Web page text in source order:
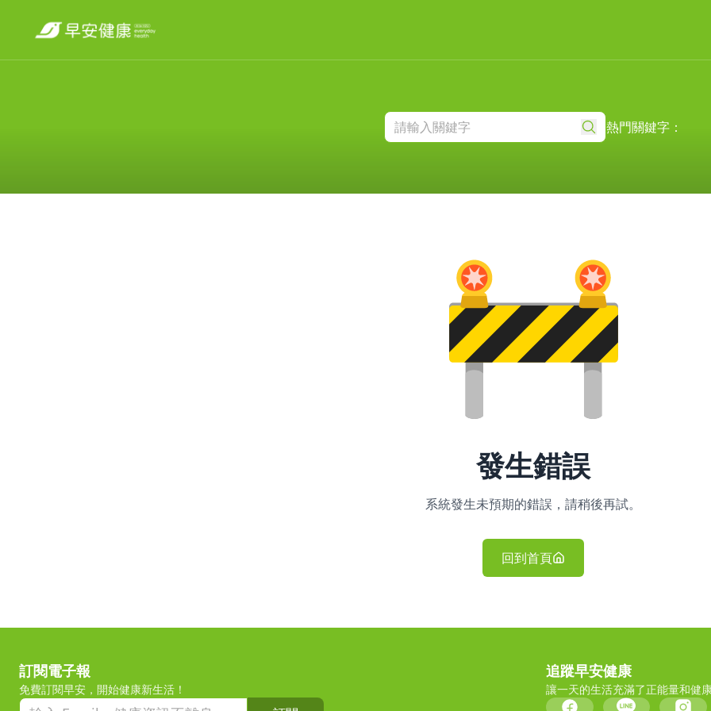
熱門關鍵字：
發生錯誤
系統發生未預期的錯誤，請稍後再試。
回到首頁
訂閱電子報
免費訂閱早安，開始健康新生活！
追蹤早安健康
讓一天的生活充滿了正能量和健